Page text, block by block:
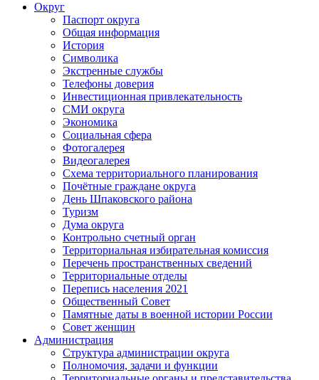
Округ
Паспорт округа
Общая информация
История
Символика
Экстренные службы
Телефоны доверия
Инвестиционная привлекательность
СМИ округа
Экономика
Социальная сфера
Фотогалерея
Видеогалерея
Схема территориального планирования
Почётные граждане округа
День Шпаковского района
Туризм
Дума округа
Контрольно счетный орган
Территориальная избирательная комиссия
Перечень пространственных сведений
Территориальные отделы
Перепись населения 2021
Общественный Совет
Памятные даты в военной истории России
Совет женщин
Администрация
Структура администрации округа
Полномочия, задачи и функции